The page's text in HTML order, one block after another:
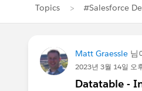
Topics #Salesforce
Matt Graessle 님
2023년 3월 14일 오
Datatable -